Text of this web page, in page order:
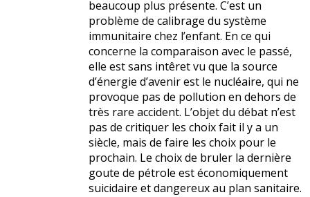
beaucoup plus présente. C’est un
problème de calibrage du système
immunitaire chez l’enfant. En ce qui
concerne la comparaison avec le passé,
elle est sans intêret vu que la source
d’énergie d’avenir est le nucléaire, qui ne
provoque pas de pollution en dehors de
très rare accident. L’objet du débat n’est
pas de critiquer les choix fait il y a un
siècle, mais de faire les choix pour le
prochain. Le choix de bruler la dernière
goute de pétrole est économiquement
suicidaire et dangereux au plan sanitaire.